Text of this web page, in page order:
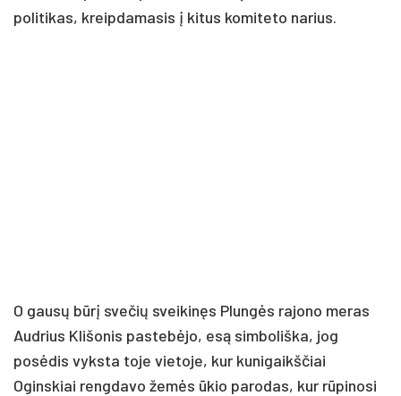
politikas, kreipdamasis į kitus komiteto narius.
O gausų būrį svečių sveikinęs Plungės rajono meras
Audrius Klišonis pastebėjo, esą simboliška, jog
posėdis vyksta toje vietoje, kur kunigaikščiai
Oginskiai rengdavo žemės ūkio parodas, kur rūpinosi